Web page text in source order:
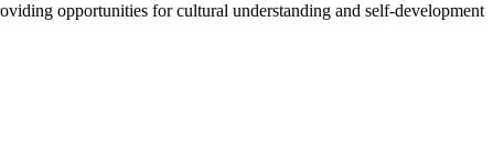
opportunities for cultural understanding and self-development